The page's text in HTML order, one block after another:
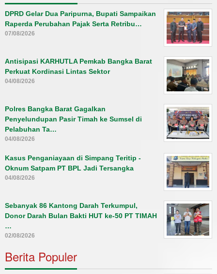
DPRD Gelar Dua Paripurna, Bupati Sampaikan
Raperda Perubahan Pajak Serta Retribu…
07/08/2026
Antisipasi KARHUTLA Pemkab Bangka Barat
Perkuat Kordinasi Lintas Sektor
04/08/2026
Polres Bangka Barat Gagalkan
Penyelundupan Pasir Timah ke Sumsel di
Pelabuhan Ta…
04/08/2026
Kasus Penganiayaan di Simpang Teritip -
Oknum Satpam PT BPL Jadi Tersangka
04/08/2026
Sebanyak 86 Kantong Darah Terkumpul,
Donor Darah Bulan Bakti HUT ke-50 PT TIMAH
…
02/08/2026
Berita Populer